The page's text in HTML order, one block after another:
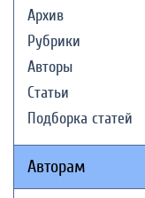
Архив
Рубрики
Авторы
Статьи
Подборка статей
Авторам